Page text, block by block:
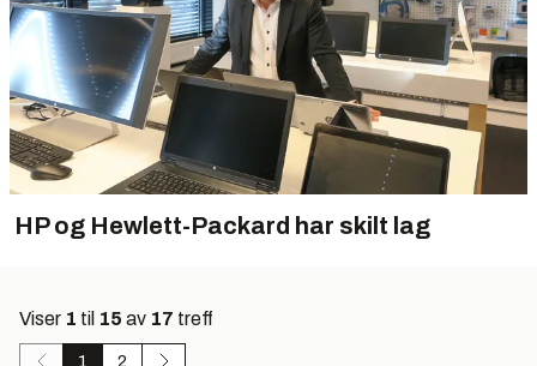
HP og Hewlett-Packard har skilt lag
Viser 1 til 15 av 17 treff
1 2